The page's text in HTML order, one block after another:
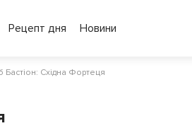
Рецепт дня Новини
Бастіон: Східна Фортеця